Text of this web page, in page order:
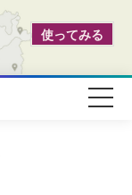
使ってみる